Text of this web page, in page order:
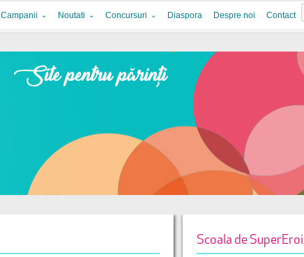
Campanii Noutati Concursuri Diaspora Despre noi Contact
Scoala de SuperEroi